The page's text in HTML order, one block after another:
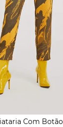
Com Botão